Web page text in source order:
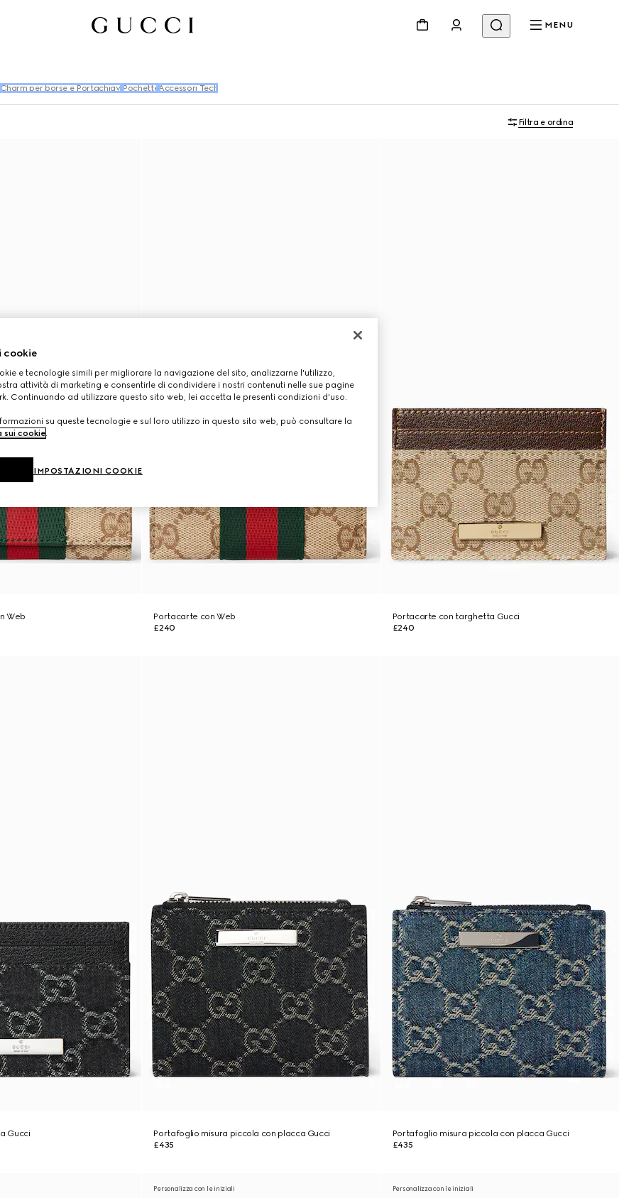
MENU
Charm per borse e Portachiavi PochetteAccessori Tech
Filtra e ordina
Web
Portacarte con Web
£240
Portacarte con targhetta Gucci
£240
Gucci
Portafoglio misura piccola con placca Gucci
£435
Portafoglio misura piccola con placca Gucci
£435
Personalizza con le iniziali Personalizza con le iniziali
cookie
e tecnologie simili per migliorare la navigazione del sito, analizzarne l'utilizzo,
attività di marketing e consentirle di condividere i nostri contenuti nelle sue pagine
Continuando ad utilizzare questo sito web, lei accetta le presenti condizioni d'uso.
su queste tecnologie e sul loro utilizzo in questo sito web, può consultare la
sui cookie.
IMPOSTAZIONI COOKIE